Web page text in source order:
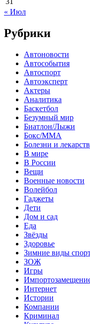
« Июл
Рубрики
Автоновости
Автособытия
Автоспорт
Автоэксперт
Актеры
Аналитика
Баскетбол
Безумный мир
Биатлон/Лыжи
Бокс/MMA
Болезни и
В мире
В России
Вещи
Военные новости
Волейбол
Гаджеты
Дети
Дом и сад
Еда
Звёзды
Здоровье
Зимние виды
ЗОЖ
Игры
Интернет
Истории
Компании
Криминал